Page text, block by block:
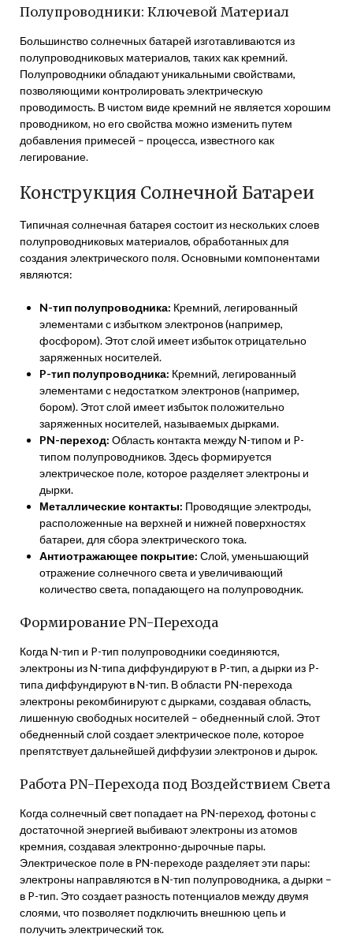
Полупроводники: Ключевой Материал
Большинство солнечных батарей изготавливаются из
полупроводниковых материалов, таких как кремний.
Полупроводники обладают уникальными свойствами,
позволяющими контролировать электрическую
проводимость. В чистом виде кремний не является хорошим
проводником, но его свойства можно изменить путем
добавления примесей – процесса, известного как
легирование.
Конструкция Солнечной Батареи
Типичная солнечная батарея состоит из нескольких слоев
полупроводниковых материалов, обработанных для
создания электрического поля. Основными компонентами
являются:
N-тип полупроводника: Кремний, легированный
элементами с избытком электронов (например,
фосфором). Этот слой имеет избыток отрицательно
заряженных носителей.
P-тип полупроводника: Кремний, легированный
элементами с недостатком электронов (например,
бором). Этот слой имеет избыток положительно
заряженных носителей, называемых дырками.
PN-переход: Область контакта между N-типом и P-
типом полупроводников. Здесь формируется
электрическое поле, которое разделяет электроны и
дырки.
Металлические контакты: Проводящие электроды,
расположенные на верхней и нижней поверхностях
батареи, для сбора электрического тока.
Антиотражающее покрытие: Слой, уменьшающий
отражение солнечного света и увеличивающий
количество света, попадающего на полупроводник.
Формирование PN-Перехода
Когда N-тип и P-тип полупроводники соединяются,
электроны из N-типа диффундируют в P-тип, а дырки из P-
типа диффундируют в N-тип. В области PN-перехода
электроны рекомбинируют с дырками, создавая область,
лишенную свободных носителей – обедненный слой. Этот
обедненный слой создает электрическое поле, которое
препятствует дальнейшей диффузии электронов и дырок.
Работа PN-Перехода под Воздействием Света
Когда солнечный свет попадает на PN-переход, фотоны с
достаточной энергией выбивают электроны из атомов
кремния, создавая электронно-дырочные пары.
Электрическое поле в PN-переходе разделяет эти пары:
электроны направляются в N-тип полупроводника, а дырки –
в P-тип. Это создает разность потенциалов между двумя
слоями, что позволяет подключить внешнюю цепь и
получить электрический ток.